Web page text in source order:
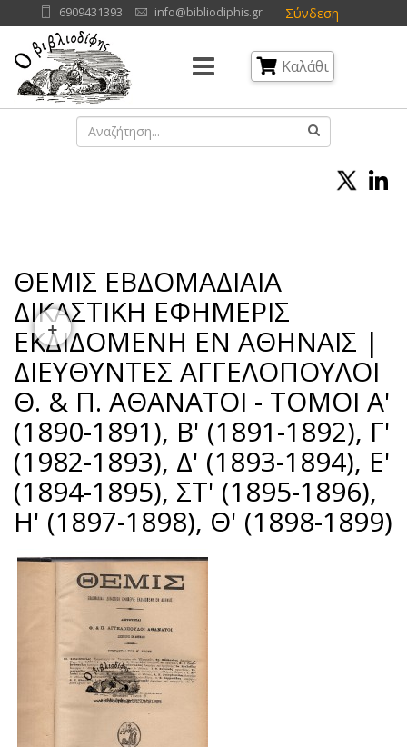
Σύνδεση
6909431393 info@bibliodiphis.gr
Καλάθι
ΘΕΜΙΣ ΕΒΔΟΜΑΔΙΑΙΑ
ΔΙΚΑΣΤΙΚΗ ΕΦΗΜΕΡΙΣ
ΕΚΔΙΔΟΜΕΝΗ ΕΝ ΑΘΗΝΑΙΣ |
ΔΙΕΥΘΥΝΤΕΣ ΑΓΓΕΛΟΠΟΥΛΟΙ
Θ. & Π. ΑΘΑΝΑΤΟΙ - ΤΟΜΟΙ Α'
(1890-1891), Β' (1891-1892), Γ'
(1982-1893), Δ' (1893-1894), Ε'
(1894-1895), ΣΤ' (1895-1896),
Η' (1897-1898), Θ' (1898-1899)
+